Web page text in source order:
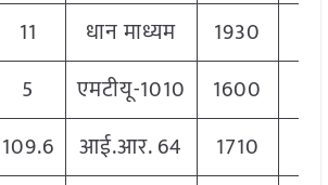
11 धान माध्यम 1930
5 एमटीयू-1010 1600
109.6 आई.आर. 64 1710